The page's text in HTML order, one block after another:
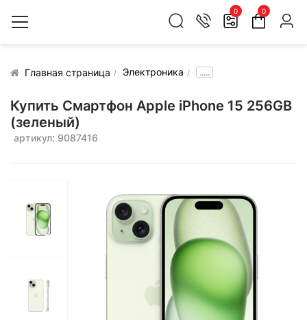
0 0
Главная страница Электроника .....
Купить Смартфон Apple iPhone 15 256GB
(зеленый)
артикул: 9087416